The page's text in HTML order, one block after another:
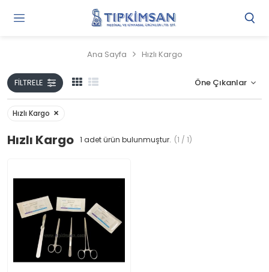
Ana Sayfa Hızlı Kargo
FILTRELE
Hızlı Kargo
Hızlı Kargo 1 adet ürün bulunmuştur. (1 / 1)